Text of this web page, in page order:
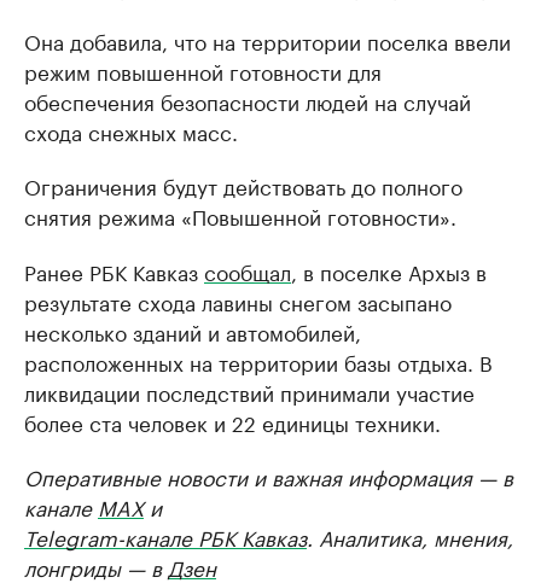
Она добавила, что на территории поселка ввели
режим повышенной готовности для
обеспечения безопасности людей на случай
схода снежных масс.
Ограничения будут действовать до полного
снятия режима «Повышенной готовности».
Ранее РБК Кавказсообщал , в поселке Архыз в
результате схода лавины снегом засыпано
несколько зданий и автомобилей,
расположенных на территории базы отдыха. В
ликвидации последствий принимали участие
более ста человек и 22 единицы техники.
Оперативные новости и важная информация — в
канале MAXи
Telegram-канале РБК Кавказ. Аналитика, мнения,
лонгриды — в Дзен